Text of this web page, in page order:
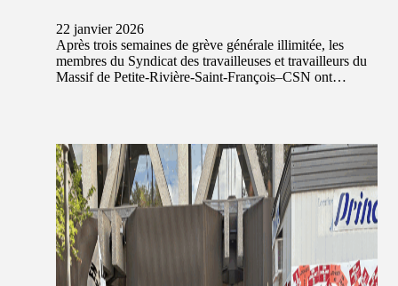
22 janvier 2026
Après trois semaines de grève générale illimitée, les
membres du Syndicat des travailleuses et travailleurs du
Massif de Petite-Rivière-Saint-François–CSN ont…